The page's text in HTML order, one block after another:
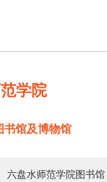
学院
书馆及博物馆
六盘水师范学院图书馆